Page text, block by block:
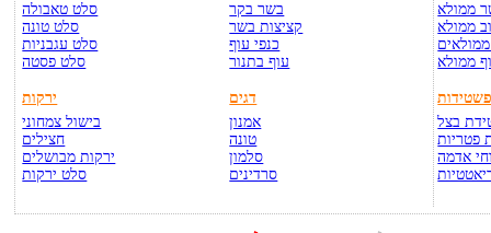
סלט טאבולה
סלט טונה
סלט עגבניות
סלט פסטה
ירקות
בישול צמחוני
חצילים
ירקות מבושלים
סלט ירקות
בשר בקר
קציצות בשר
כנפי עוף
עוף בתנור
דגים
אמנון
טונה
סלמון
סרדינים
ממולא
ממולא
ממולא
בצל
פטריות
אדמה